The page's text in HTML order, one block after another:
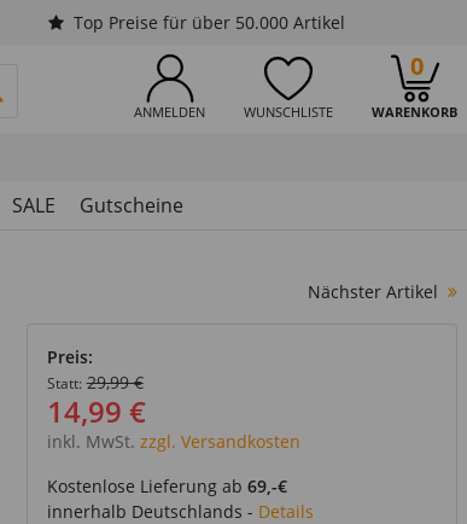
Top Preise für über 50.000 Artikel
ANMELDEN WUNSCHLISTE WARENKORB
0
PRODUKTSUCHE STARTEN
SALE Gutscheine
Nächster Artikel
Preis:
Statt: 29,99 €
14,99 €
inkl. MwSt. zzgl. Versandkosten
Kostenlose Lieferung ab 69,-€
innerhalb Deutschlands - Details